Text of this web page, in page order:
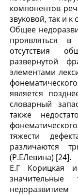
компонентов
звуковой, так и
Общее
проявляться
отсутствия
развернутой
элементами
является
словарный
также
тяжести
различаются
(Р.ЕЛевина) [24].
Е.Г Корицкая